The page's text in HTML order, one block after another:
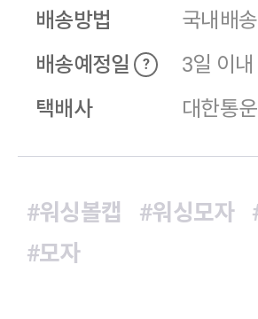
배송방법
국내배송
배송예정일
?
3일 이
택배사
대한통운
#워싱볼캡 #워싱모자
#모자